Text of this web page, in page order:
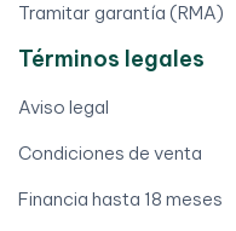
Tramitar garantía (RMA)
Términos legales
Aviso legal
Condiciones de venta
Financia hasta 18 meses